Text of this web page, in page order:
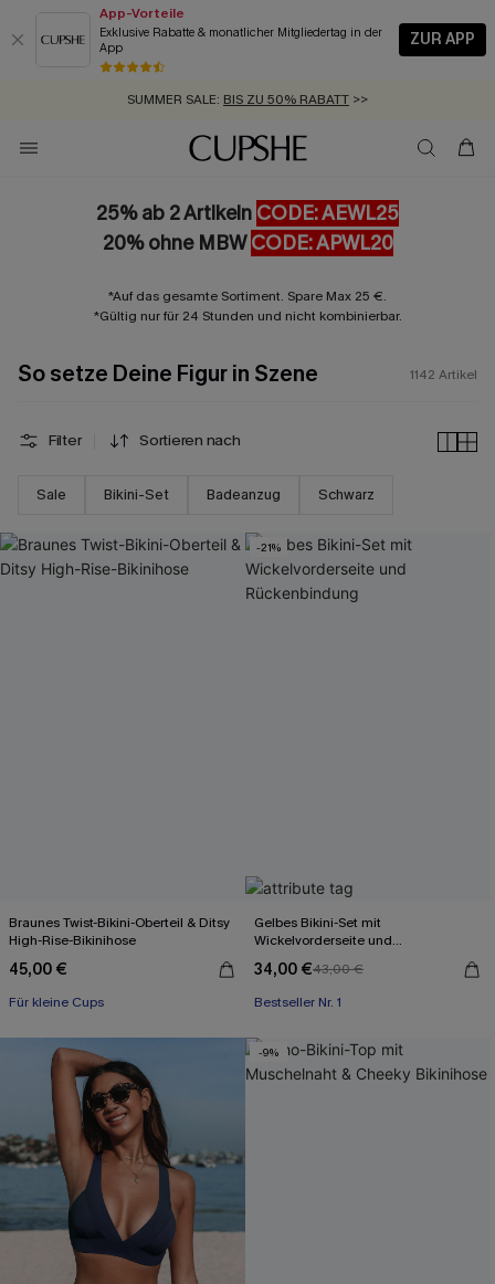
App-Vorteile
Exklusive Rabatte & monatlicher Mitgliedertag in der
App
ZUR APP
GRATIS MASSBAND MIT JEDEM SCHNELLVERSAND-ARTIKEL >>
SUMMER SALE:
ZUM NEWSLETTER:BIS ZU -20% EXTRA ERHALTEN
KOSTENLOSER VERSAND AB 89 €
25% ab 2 Artikeln CODE: AEWL25
20% ohne MBW CODE: APWL20
*Auf das gesamte Sortiment. Spare Max 25 €.
*Gültig nur für 24 Stunden und nicht kombinierbar.
So setze Deine Figur in Szene 1142 Artikel
Filter Sortieren nach
Sale Bikini-Set Badeanzug Schwarz
Braunes Twist-Bikini-Oberteil & Ditsy
High-Rise-Bikinihose
45,00 €
Für kleine Cups
-21%
Gelbes Bikini-Set mit
Wickelvorderseite und
34,00 €43,00 €
Bestseller Nr. 1
-9%